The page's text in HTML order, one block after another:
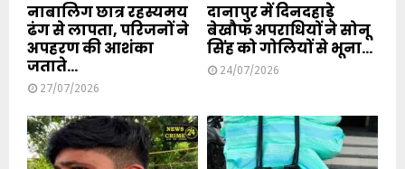
नाबालिग छात्र रहस्यमय
ढंग से लापता, परिजनों ने
अपहरण की आशंका
जताते...
27/07/2026
दानापुर में दिनदहाड़े
बेखौफ अपराधियों ने सोनू
सिंह को गोलियों से भूना...
24/07/2026